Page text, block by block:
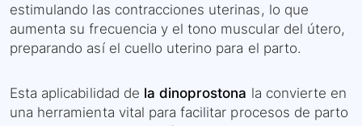
estimulando las contracciones uterinas, lo que
aumenta su frecuencia y el tono muscular del útero,
preparando así el cuello uterino para el parto.
Esta aplicabilidad de la dinoprostona la convierte en
una herramienta vital para facilitar procesos de parto